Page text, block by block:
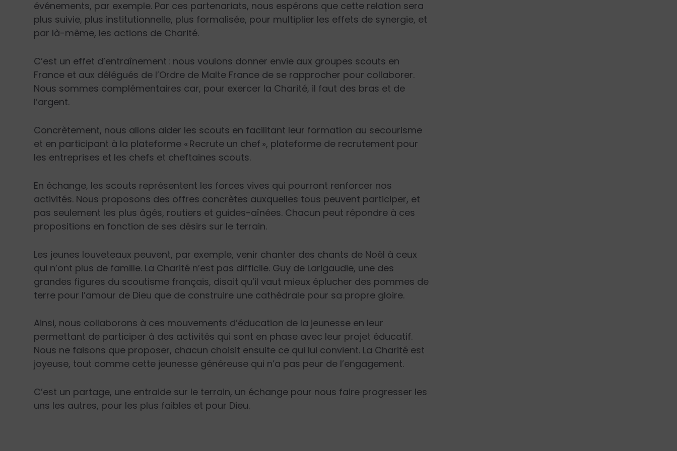
événements, par exemple. Par ces partenariats, nous espérons que cette relation sera
plus suivie, plus institutionnelle, plus formalisée, pour multiplier les effets de synergie, et
par là-même, les actions de Charité.
C’est un effet d’entraînement : nous voulons donner envie aux groupes scouts en
France et aux délégués de l’Ordre de Malte France de se rapprocher pour collaborer.
Nous sommes complémentaires car, pour exercer la Charité, il faut des bras et de
l’argent.
Concrètement, nous allons aider les scouts en facilitant leur formation au secourisme
et en participant à la plateforme « Recrute un chef », plateforme de recrutement pour
les entreprises et les chefs et cheftaines scouts.
En échange, les scouts représentent les forces vives qui pourront renforcer nos
activités. Nous proposons des offres concrètes auxquelles tous peuvent participer, et
pas seulement les plus âgés, routiers et guides-aînées. Chacun peut répondre à ces
propositions en fonction de ses désirs sur le terrain.
Les jeunes louveteaux peuvent, par exemple, venir chanter des chants de Noël à ceux
qui n’ont plus de famille. La Charité n’est pas difficile. Guy de Larigaudie, une des
grandes figures du scoutisme français, disait qu’il vaut mieux éplucher des pommes de
terre pour l’amour de Dieu que de construire une cathédrale pour sa propre gloire.
Ainsi, nous collaborons à ces mouvements d’éducation de la jeunesse en leur
permettant de participer à des activités qui sont en phase avec leur projet éducatif.
Nous ne faisons que proposer, chacun choisit ensuite ce qui lui convient. La Charité est
joyeuse, tout comme cette jeunesse généreuse qui n’a pas peur de l’engagement.
C’est un partage, une entraide sur le terrain, un échange pour nous faire progresser les
uns les autres, pour les plus faibles et pour Dieu.